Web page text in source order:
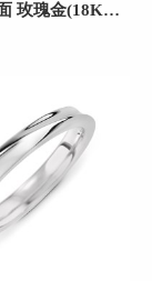
真實擁抱弧面 玫瑰金(18K金)女款結婚對戒